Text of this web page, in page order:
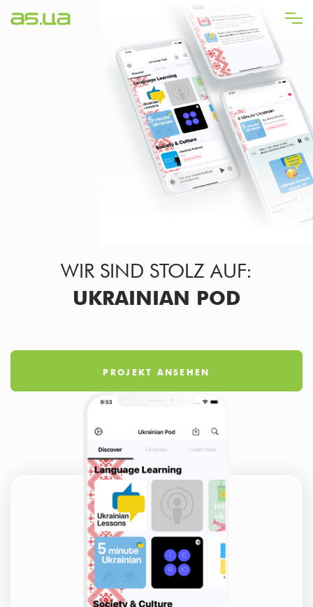
zum
WIR SIND STOLZ AUF:
UKRAINIAN POD
PROJEKT ANSEHEN